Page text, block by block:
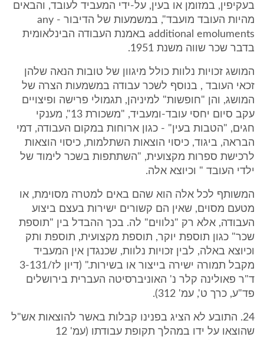
בעקיפין, במזומן או בעין, על-ידי המעביד לעובד, והבאים
מהיות העובד מועבד", במשמעות של הדיבור - any
additional emoluments באמנת העבודה הבינלאומית
בדבר שכר שווה משנת 1951.
המושג זכויות נלוות כולל מיגוון של טובות הנאה שלהן
זכאי העובד , בנוסף לשכר עבודה במשמעות הצרה של
המושג, והן "חופשות" למיניהן, תגמולי פרישה ופיצויים
עקב סיום יחסי עובד-ומעביד, "משכורת 13", מענקי
חגים, "הטבות בעין" - כגון ארוחות במקום העבודה, דמי
הבראה, ביגוד, כיסוי הוצאות השתלמות, כיסוי הוצאות
לרכישת ספרות מקצועית, "השתתפות בשכר לימוד של
ילדי העובד " וכיוצא אלה.
המשותף לכל אלה הוא שהם באים למטרה מסוימת, או
מטעם מסוים, שאין הם קשורים ישירות בעצם ביצוע
העבודה, אלא רק "נלווים" לה. בכך ההבדל בין "תוספת
שכר" כגון תוספת יוקר, תוספת מקצועית, תוספת ותק
וכיוצא באלה, לבין זכויות נלוות, שכנגדן אין המעביד
מקבל תמורה ישירה בייצור או בשירות." (דיון לז/3-131
ד"ר פאולינה קלר נ' האוניברסיטה העברית בירושלים
פד"ע, כרך ט', עמ' 312).
24. התובע לא הציג בפנינו קבלות באשר להוצאות אש"ל
שהוצאו על ידו במהלך תקופת עבודתו (עמ' 12